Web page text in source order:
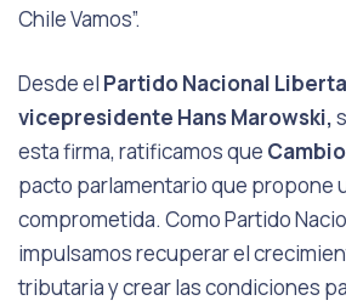
Chile Vamos”.
Desde el Partido Nacional
vicepresidente Hans Marowski,
esta firma, ratificamos que
pacto parlamentario que propone
comprometida. Como Partido
impulsamos recuperar el
tributaria y crear las condiciones